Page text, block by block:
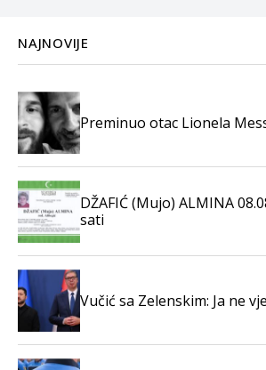
NAJNOVIJE
Preminuo otac Lionela
DŽAFIĆ (Mujo) ALMINA
sati
Vučić sa Zelenskim: Ja ne